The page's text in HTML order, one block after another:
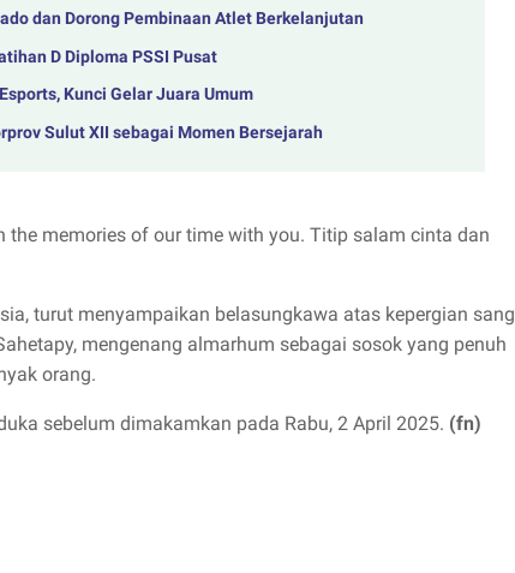
dan Dorong Pembinaan Atlet Berkelanjutan
D Diploma PSSI Pusat
Kunci Gelar Juara Umum
Sulut XII sebagai Momen Bersejarah
the memories of our time with you. Titip salam cinta dan
turut menyampaikan belasungkawa atas kepergian sang
mengenang almarhum sebagai sosok yang penuh
orang.
sebelum dimakamkan pada Rabu, 2 April 2025. (fn)